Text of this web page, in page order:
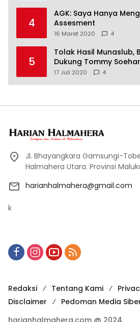
4
AGK: Saya Hanya
Assesment
16 Maret 2020 4
5
Tolak Hasil Munaslub,
Dukung Tommy
17 Juli 2020 4
Jl. Bhayangkara Gamsungi-
Halmahera Utara. Provinsi
harianhalmahera@gmail.com
k
Redaksi Tentang Kami
Disclaimer
Pedoman Media